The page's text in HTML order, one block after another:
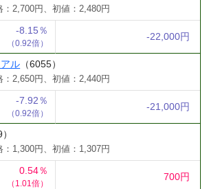
：2,700円、初値：2,480円
-8.15％
（0.92倍）
-22,000円
ル （6055）
：2,650円、初値：2,440円
-7.92％
（0.92倍）
-21,000円
：1,300円、初値：1,307円
0.54％
（1.01倍）
700円